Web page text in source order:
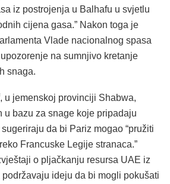
iz postrojenja u Balhafu u svjetlu
cijena gasa.” Nakon toga je
Vlade nacionalnog spasa
na sumnjivo kretanje
snaga.
u jemenskoj provinciji Shabwa,
u bazu za snage koje pripadaju
da bi Pariz mogao “pružiti
Francuske Legije stranaca.”
o pljačkanju resursa UAE iz
ideju da bi mogli pokušati